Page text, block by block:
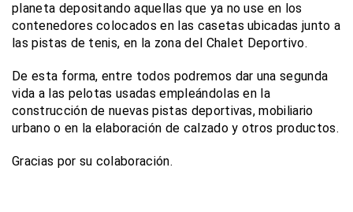
planeta depositando aquellas que ya no use en los
contenedores colocados en las casetas ubicadas junto a
las pistas de tenis, en la zona del Chalet Deportivo.
De esta forma, entre todos podremos dar una segunda
vida a las pelotas usadas empleándolas en la
construcción de nuevas pistas deportivas, mobiliario
urbano o en la elaboración de calzado y otros productos.
Gracias por su colaboración.